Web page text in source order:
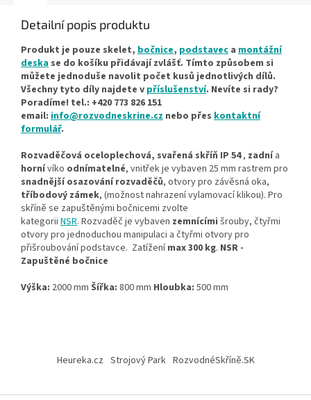
Detailní popis produktu
Produkt je pouze skelet, bočnice, podstavec a montážní
deska se do košíku přidávají zvlášť. Tímto způsobem si
můžete jednoduše navolit počet kusů jednotlivých dílů.
Všechny tyto díly najdete v příslušenství. Nevíte si rady?
Poradíme! tel.: +420 773 826 151
email: info@rozvodneskrine.cz nebo přes kontaktní
formulář.
Rozvaděčová oceloplechová, svařená skříň IP 54, zadnía
hornívíko odnímatelné, vnitřek je vybaven 25 mm rastrem pro
snadnější osazování rozvaděčů, otvory pro závěsná oka,
tříbodový zámek, (možnost nahrazení vylamovací klikou). Pro
skříně se zapuštěnými bočnicemi zvolte
kategorii NSR. Rozvaděč je vybaven zemnícími šrouby, čtyřmi
otvory pro jednoduchou manipulaci a čtyřmi otvory pro
přišroubování podstavce. Zatíženímax 300 kg. NSR -
Zapuštěné bočnice
Výška: 2000 mm Šířka: 800 mm Hloubka: 500 mm
Heureka.cz Strojový Park RozvodnéSkříně.SK